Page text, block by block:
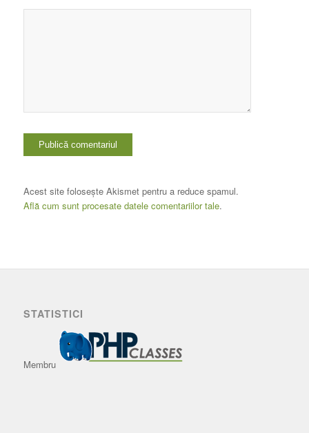
Acest site folosește Akismet pentru a reduce spamul.
Află cum sunt procesate datele comentariilor tale.
STATISTICI
Membru